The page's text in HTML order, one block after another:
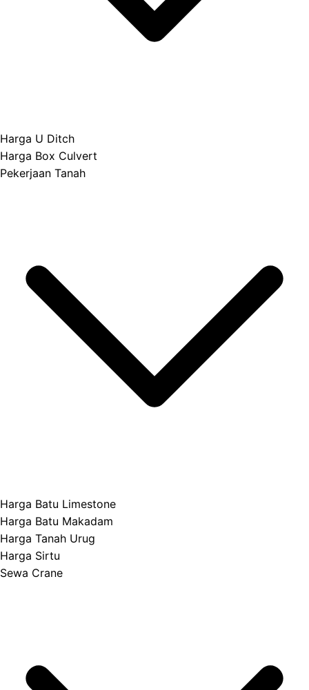
Harga U Ditch
Harga Box Culvert
Pekerjaan Tanah
Harga Batu Limestone
Harga Batu Makadam
Harga Tanah Urug
Harga Sirtu
Sewa Crane